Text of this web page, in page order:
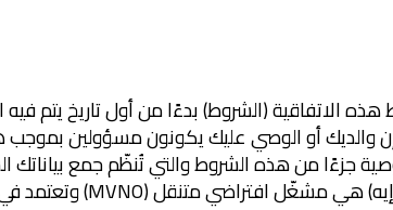
هذه الاتفاقية (الشروط) بدءًا من أول تاريخ يتم